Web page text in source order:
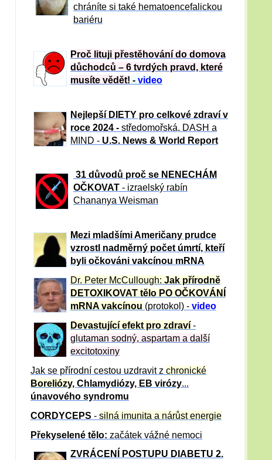
chráníte si také hematoencefalickou
bariéru
Proč lituji přestěhování do domova
důchodců – 6 tvrdých pravd, které
musíte vědět! - video
Nejlepší DIETY pro celkové zdraví v
roce 2024 - středomořská, DASH a
MIND - U.S. News & World Report
31 důvod ů proč se NENECHÁM
OČKOVAT - izraelský rabín
Chananya Weisman
Mezi mladšími Američany prudce
vzrostl nadměrný počet úmrtí, kteří
byli očkováni vakcínou mRNA
Dr. Peter McCullough: Jak přírodně
DETOXIKOVAT tělo PO OČKOVÁNÍ
mRNA vakcínou (protokol) - video
Devastující efekt pro zdraví-
glutaman sodný, aspartam a další
excitotoxiny
Jak se přírodní cestou uzdravit z chronické
Boreliózy, Chlamydiózy, EB virózy...
únavového syndromu
CORDYCEPS - silná imunita a nárůst energie
Překyselené tělo: začátek vážné nemoci
ZVRÁCE NÍ POSTUPU DIABETU 2.